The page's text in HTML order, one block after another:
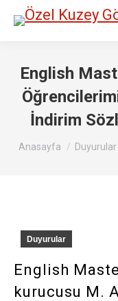
English
İndirim
Buradasınız:
Anasayfa Duyurular
Duyurular
English
kurucusu M.